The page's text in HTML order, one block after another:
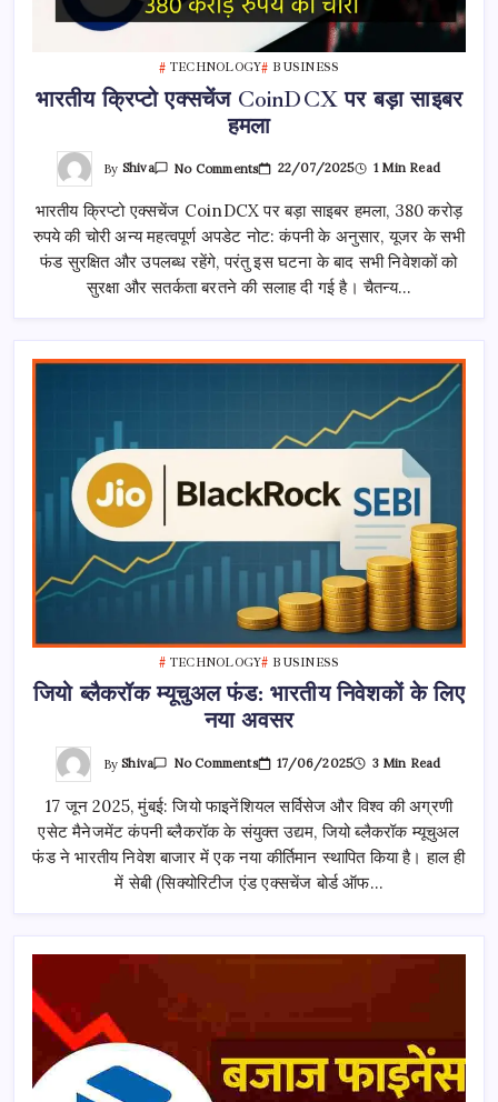
TECHNOLOGY BUSINESS
भारतीय क्रिप्टो एक्सचेंज CoinDCX पर बड़ा साइबर
हमला
By Shiva No CommentsOn
एक्सचेंज
CoinDCX
पर
बड़ा
साइबर
हमला
22/07/2025 1 Min Read
भारतीय क्रिप्टो एक्सचेंज CoinDCX पर बड़ा साइबर हमला, 380 करोड़
रुपये की चोरी अन्य महत्वपूर्ण अपडेट नोट: कंपनी के अनुसार, यूजर के सभी
फंड सुरक्षित और उपलब्ध रहेंगे, परंतु इस घटना के बाद सभी निवेशकों को
सुरक्षा और सतर्कता बरतने की सलाह दी गई है। चैतन्य…
TECHNOLOGY BUSINESS
जियो ब्लैकरॉक म्यूचुअल फंड: भारतीय निवेशकों के लिए
नया अवसर
ByShiva No CommentsOn
म्यूचुअल
भारतीय
निवेशकों
के
लिए
नया
17/06/2025 3 Min Read
17 जून 2025, मुंबई: जियो फाइनेंशियल सर्विसेज और विश्व की अग्रणी
एसेट मैनेजमेंट कंपनी ब्लैकरॉक के संयुक्त उद्यम, जियो ब्लैकरॉक म्यूचुअल
फंड ने भारतीय निवेश बाजार में एक नया कीर्तिमान स्थापित किया है। हाल ही
में सेबी (सिक्योरिटीज एंड एक्सचेंज बोर्ड ऑफ…